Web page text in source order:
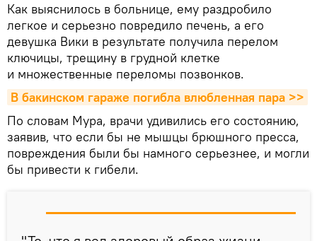
Как выяснилось в больнице, ему раздробило
легкое и серьезно повредило печень, а его
девушка Вики в результате получила перелом
ключицы, трещину в грудной клетке
и множественные переломы позвонков.
В бакинском гараже погибла влюбленная пара >>
По словам Мура, врачи удивились его состоянию,
заявив, что если бы не мышцы брюшного пресса,
повреждения были бы намного серьезнее, и могли
бы привести к гибели.